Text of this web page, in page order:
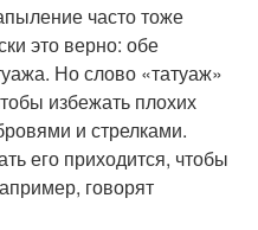
часто тоже
это верно: обе
Но слово «татуаж»
избежать плохих
и стрелками.
его приходится, чтобы
говорят